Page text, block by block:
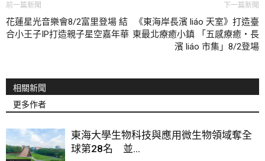
前一篇新聞
花蓮星光音樂會8/2富里登場 結
合小王子IP打造親子星空嘉年華
下一篇新聞
《東海岸長濱 liáo 天室》打造臺
東最北療癒小鎮 「五感療癒・長
濱 liáo 市集」8/2登場
相關新聞
更多作者
東海大學生物科技與應用微生物領域奪全
球第28名 並...